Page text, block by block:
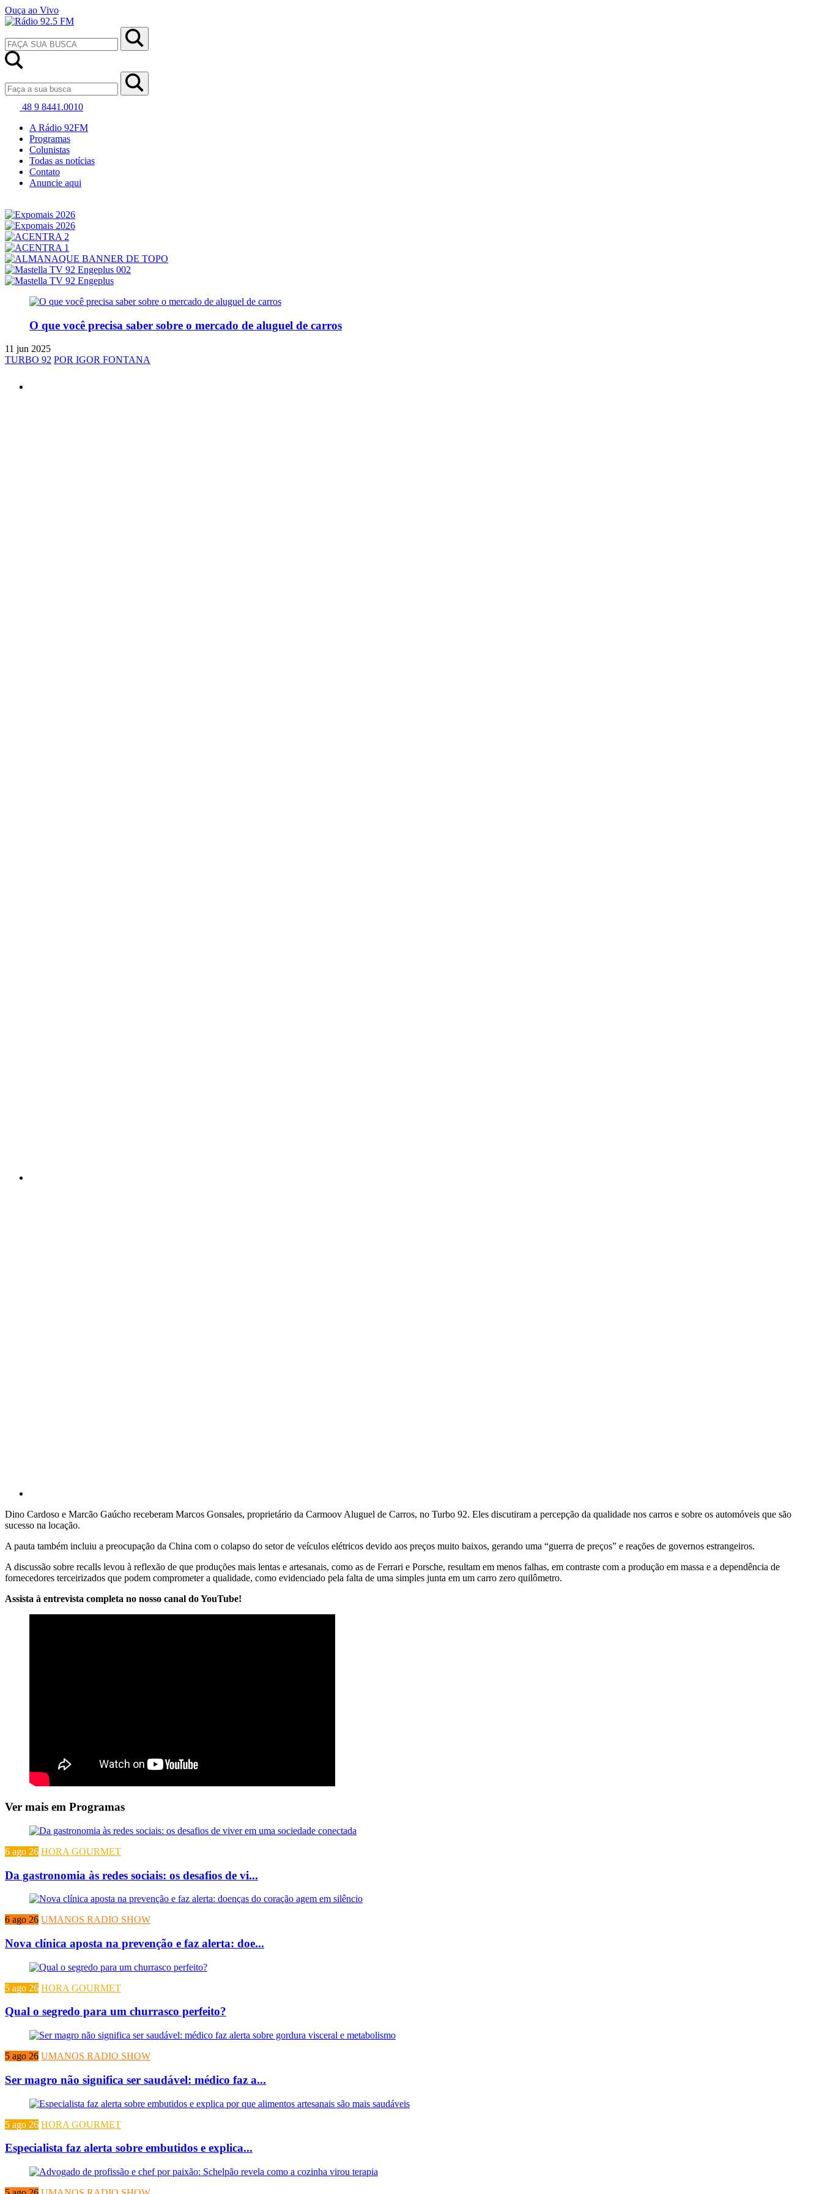
Ouça ao Vivo
48 9 8441.0010
A Rádio 92FM
Programas
Colunistas
Todas as notícias
Contato
Anuncie aqui
O que você precisa saber sobre o mercado de aluguel de carros
11 jun 2025
TURBO 92 POR IGOR FONTANA
Dino Cardoso e Marcão Gaúcho receberam Marcos Gonsales, proprietário da Carmoov Aluguel de Carros, no Turbo 92. Eles discutiram a percepção da qualidade nos carros e sobre os automóveis que são
sucesso na locação.
A pauta também incluiu a preocupação da China com o colapso do setor de veículos elétricos devido aos preços muito baixos, gerando uma “guerra de preços” e reações de governos estrangeiros.
A discussão sobre recalls levou à reflexão de que produções mais lentas e artesanais, como as de Ferrari e Porsche, resultam em menos falhas, em contraste com a produção em massa e a dependência de
fornecedores terceirizados que podem comprometer a qualidade, como evidenciado pela falta de uma simples junta em um carro zero quilômetro.
Assista à entrevista completa no nosso canal do YouTube!
Ver mais em Programas
6 ago 26 HORA GOURMET
Da gastronomia às redes sociais: os desafios de vi...
6 ago 26 UMANOS RADIO SHOW
Nova clínica aposta na prevenção e faz alerta: doe...
5 ago 26 HORA GOURMET
Qual o segredo para um churrasco perfeito?
5 ago 26 UMANOS RADIO SHOW
Ser magro não significa ser saudável: médico faz a...
5 ago 26 HORA GOURMET
Especialista faz alerta sobre embutidos e explica...